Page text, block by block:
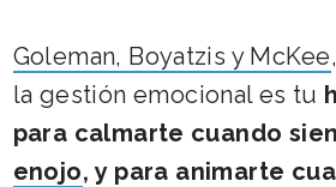
Goleman, Boyatzis y McKee
la gestión emocional es tu
para calmarte cuando
enojo, y para animarte